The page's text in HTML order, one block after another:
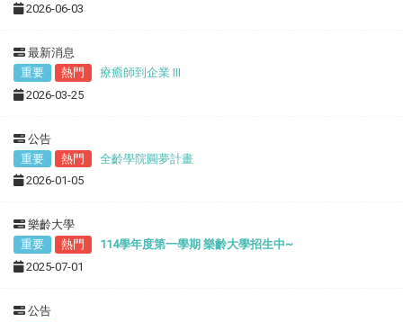
2026-06-03
最新消息
重要
熱門
療癒師到企業 III
2026-03-25
公告
重要
熱門
全齡學院圓夢計畫
2026-01-05
樂齡大學
重要
熱門
114學年度第一學期 樂齡大學招生中~
2025-07-01
公告